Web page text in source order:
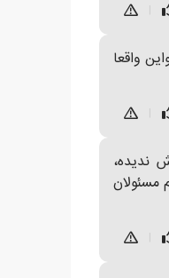
واقعا
ندیده،
مسئولان